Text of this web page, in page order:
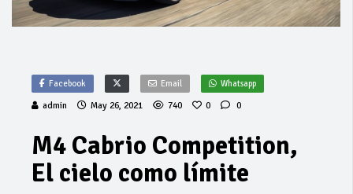
Facebook Email Whatsapp
admin May 26, 2021 740 0 0
M4 Cabrio Competition,
El cielo como límite